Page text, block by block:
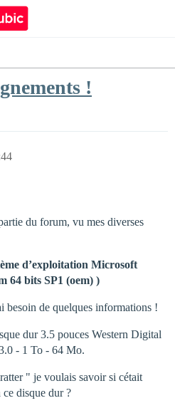
!
du forum, vu mes diverses
d’exploitation Microsoft
64 bits SP1 (oem) )
besoin de quelques informations !
dur 3.5 pouces Western Digital
- 1 To - 64 Mo.
" je voulais savoir si cétait
ce disque dur ?